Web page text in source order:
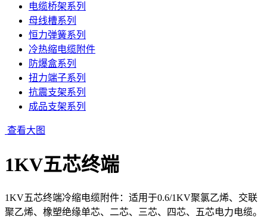
电缆桥架系列
母线槽系列
恒力弹簧系列
冷热缩电缆附件
防爆盒系列
扭力端子系列
抗震支架系列
成品支架系列
查看大图
1KV五芯终端
1KV五芯终端冷缩电缆附件：适用于0.6/1KV聚氯乙烯、交联
聚乙烯、橡塑绝缘单芯、二芯、三芯、四芯、五芯电力电缆。